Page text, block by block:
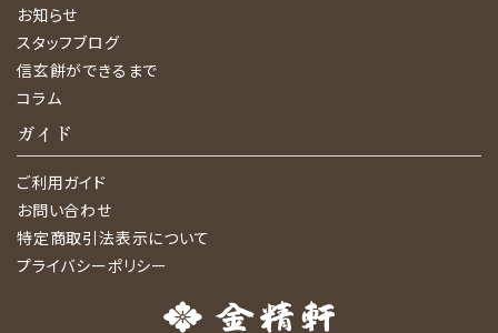
お知らせ
スタッフブログ
信玄餅ができるまで
コラム
ガイド
ご利用ガイド
お問い合わせ
特定商取引法表示について
プライバシーポリシー